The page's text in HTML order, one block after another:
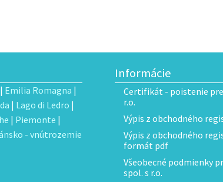
| Emilia Romagna |
| Lago di Ledro |
| Piemonte |
- vnútrozemie
Informácie
Certifikát - poistenie pre
r.o.
Výpis z obchodného
Výpis z obchodného
formát pdf
Všeobecné podmienky
spol. s r.o.